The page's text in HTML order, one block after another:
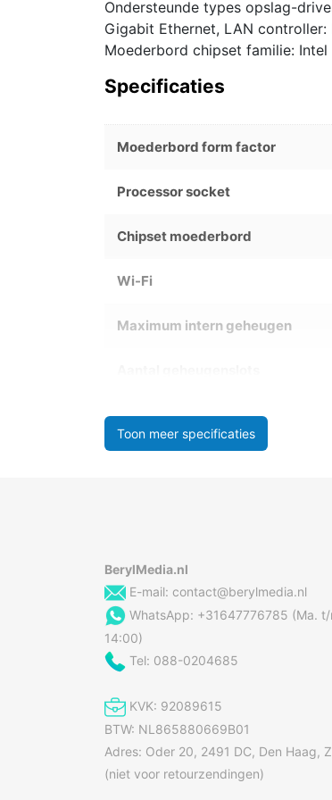
Ondersteunde types opslag-
Gigabit Ethernet, LAN
Moederbord chipset familie: Intel
Specificaties
Moederbord form factor
Processor socket
Chipset moederbord
Wi-Fi
Maximum intern geheugen
Toon meer specificaties
BerylMedia.nl
E-mail: contact@berylmedia.nl
WhatsApp: +31647776785 (Ma.
14:00)
Tel: 088-0204685
KVK: 92089615
BTW: NL865880669B01
Adres: Oder 20, 2491 DC, Den Haag,
(niet voor retourzendingen)